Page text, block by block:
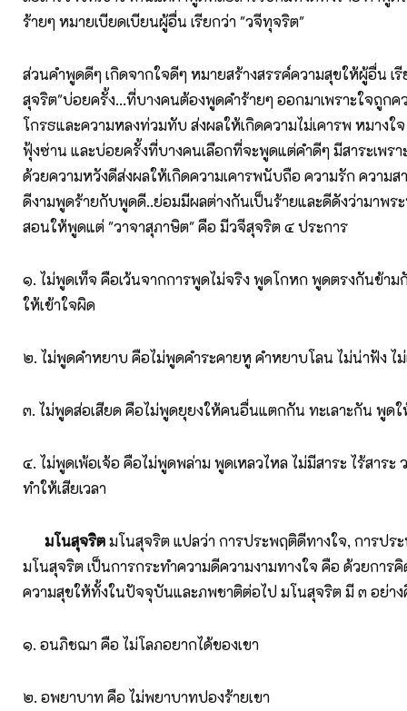
ร้ายๆ หมายเบียดเบียนผู้อื่น เรียกว่า "วจีทุจริต"
ส่วนคำพูดดีๆ เกิดจากใจดีๆ หมายสร้างสรรค์ความสุขให้ผู้อื่น เ
สุจริต"บ่อยครั้ง...ที่บางคนต้องพูดคำร้ายๆ ออกมาเพราะใจถูกค
โกรธและความหลงท่วมทับ ส่งผลให้เกิดความไม่เคารพ หมางใ
ฟุ้งซ่าน และบ่อยครั้งที่บางคนเลือกที่จะพูดแต่คำดีๆ มีสาระเพร
ด้วยความหวังดีส่งผลให้เกิดความเคารพนับถือ ความรัก ความ
ดีงามพูดร้ายกับพูดดี..ย่อมมีผลต่างกันเป็นร้ายและดีดังว่ามาพร
สอนให้พูดแต่ "วาจาสุภาษิต" คือ มีวจีสุจริต ๔ ประการ
๑. ไม่พูดเท็จ คือเว้นจากการพูดไม่จริง พูดโกหก พูดตรงกันข้าม
ให้เข้าใจผิด
๒. ไม่พูดคำหยาบ คือไม่พูดคำระคายหู คำหยาบโลน ไม่น่าฟัง ไ
๓. ไม่พูดส่อเสียด คือไม่พูดยุยงให้คนอื่นแตกกัน ทะเลาะกัน พูดใ
๔. ไม่พูดเพ้อเจ้อ คือไม่พูดพล่าม พูดเหลวไหล ไม่มีสาระ ไร้สาระ
ทำให้เสียเวลา
มโนสุจริตมโนสุจริต แปลว่า การประพฤติดีทางใจ, การปร
มโนสุจริต เป็นการกระทำความดีความงามทางใจ คือ ด้วยการ
ความสุขให้ทั้งในปัจจุบันและภพชาติต่อไป มโนสุจริต มี ๓ อย่า
๑. อนภิชฌา คือ ไม่โลภอยากได้ของเขา
๒. อพยาบาท คือ ไม่พยาบาทปองร้ายเขา